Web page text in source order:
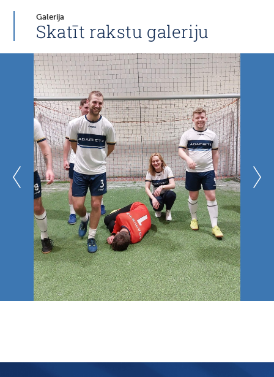
Galerija
Skatīt rakstu galeriju